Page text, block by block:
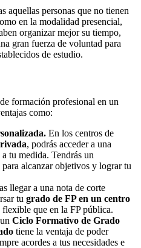
aquellas personas que no tienen
en la modalidad presencial,
organizar mejor su tiempo,
gran fuerza de voluntad para
de estudio.
formación profesional en un
como:
En los centros de
, podrás acceder a una
tu medida. Tendrás un
alcanzar objetivos y lograr tu
llegar a una nota de corte
tu grado de FP en un centro
flexible que en la FP pública.
Ciclo Formativo de Grado
tiene la ventaja de poder
acordes a tus necesidades e